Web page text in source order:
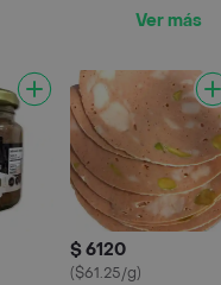
Ver más
$ 6120
($61.25/g)